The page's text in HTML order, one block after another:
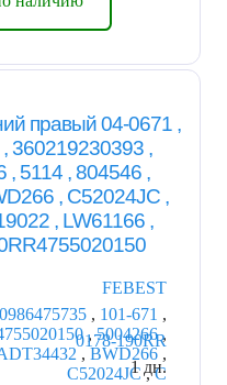
правый 04-0671 ,
360219230393 ,
, 5114 , 804546 ,
, C52024JC ,
, LW61166 ,
FEBEST
0986475735 , 101-671 ,
,5004266,
,BWD266 ,
C52024JC,C
0178-190RR
1 дн.